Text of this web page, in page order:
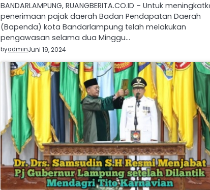
BANDARLAMPUNG, RUANGBERITA.CO.ID – Untuk
penerimaan pajak daerah Badan Pendapatan Daerah
(Bapenda) kota Bandarlampung telah melakukan
pengawasan selama dua Minggu…
byadminJuni 19, 2024